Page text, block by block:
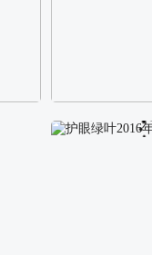
校园长发可爱